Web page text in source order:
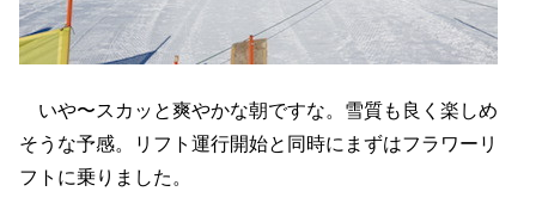
いや〜スカッと爽やかな朝ですな。雪質も良く楽しめ
そうな予感。リフト運行開始と同時にまずはフラワーリ
フトに乗りました。